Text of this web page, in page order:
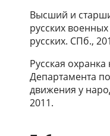
Высший и
русских
русских. СПб.,
Русская
Департамента
движения у
2011.